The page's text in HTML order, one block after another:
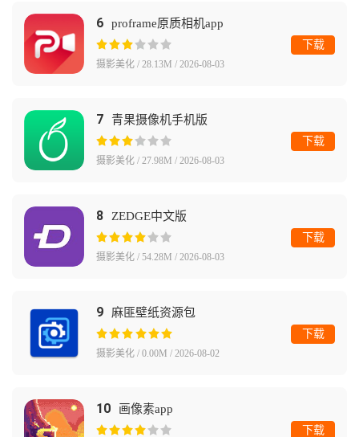
6 proframe原质相机app
摄影美化 / 28.13M / 2026-08-03
下载
7 青果摄像机手机版
摄影美化 / 27.98M / 2026-08-03
下载
8 ZEDGE中文版
摄影美化 / 54.28M / 2026-08-03
下载
9 麻匪壁纸资源包
摄影美化 / 0.00M / 2026-08-02
下载
10 画像素app
下载